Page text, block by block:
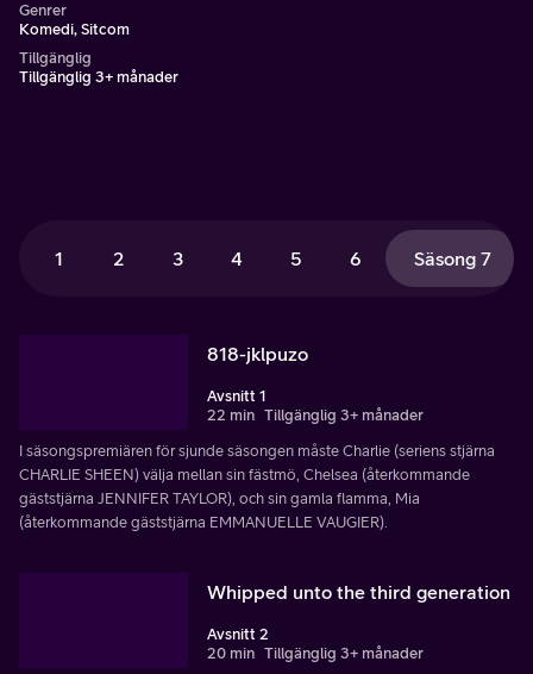
Genrer
Komedi, Sitcom
Tillgänglig
Tillgänglig 3+ månader
1 2 3 4 5 6 Säsong 7
818-jklpuzo
Avsnitt 1
22 min Tillgänglig 3+ månader
I säsongspremiären för sjunde säsongen måste Charlie (seriens stjärna
CHARLIE SHEEN) välja mellan sin fästmö, Chelsea (återkommande
gäststjärna JENNIFER TAYLOR), och sin gamla flamma, Mia
(återkommande gäststjärna EMMANUELLE VAUGIER).
Whipped unto the third generation
Avsnitt 2
20 min Tillgänglig 3+ månader